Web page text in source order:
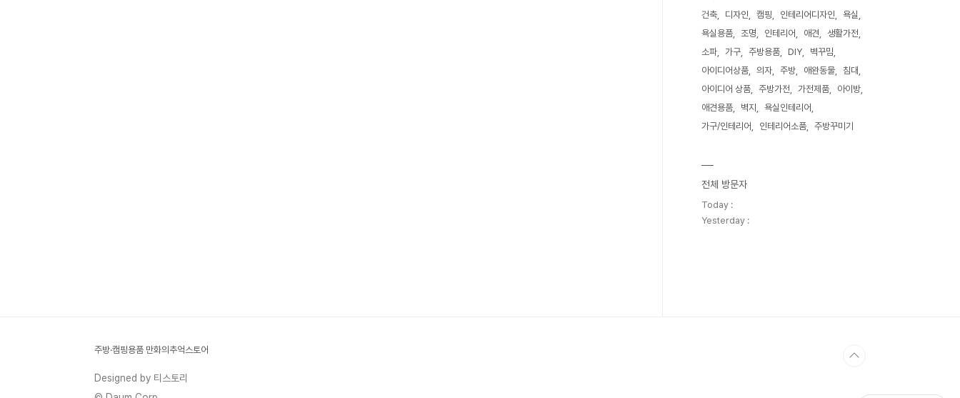
건축 디자인 캠핑 인테리어디자인
욕실
욕실용품
조명 인테리어 애견
생활가전
소파
가구 주방용품 DIY
벽꾸밈
아이디어상품
의자 주방 애완동물
침대
아이디어 상품
주방가전 가전제품
아이방
애견용품
벽지
욕실인테리어
가구/인테리어
인테리어소품 주방꾸미기
전체 방문자
Today :
Yesterday :
주방·캠핑용품 만화의추억스토어
Designed by 티스토리